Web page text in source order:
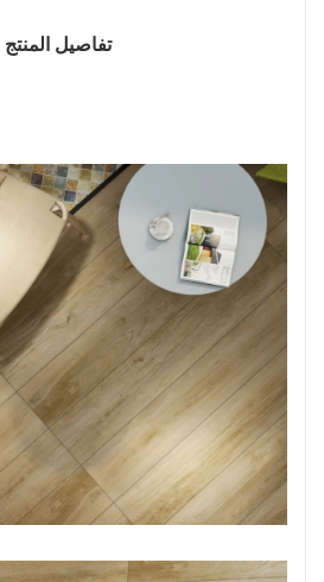
تفاصيل المنتج